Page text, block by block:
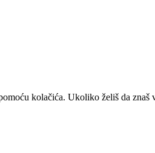
kolačića. Ukoliko želiš da znaš